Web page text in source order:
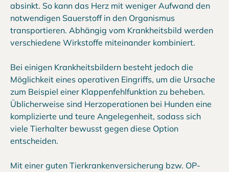
absinkt. So kann das Herz mit weniger Aufwand den
notwendigen Sauerstoff in den Organismus
transportieren. Abhängig vom Krankheitsbild werden
verschiedene Wirkstoffe miteinander kombiniert.
Bei einigen Krankheitsbildern besteht jedoch die
Möglichkeit eines operativen Eingriffs, um die Ursache
zum Beispiel einer Klappenfehlfunktion zu beheben.
Üblicherweise sind Herzoperationen bei Hunden eine
komplizierte und teure Angelegenheit, sodass sich
viele Tierhalter bewusst gegen diese Option
entscheiden.
Mit einer guten Tierkrankenversicherung bzw. OP-